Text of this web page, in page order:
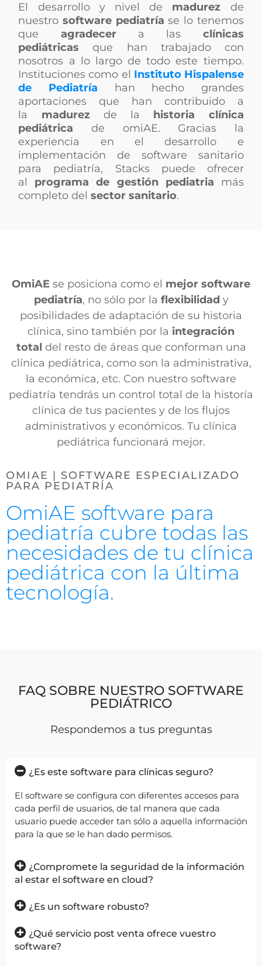
El desarrollo y nivel de madurez de
nuestrosoftware pediatría se lo tenemos
que agradecera las clínicas
pediátricas que han trabajado con
nosotros a lo largo de todo este tiempo.
Instituciones como el Instituto Hispalense
de Pediatría han hecho grandes
aportaciones que han contribuido a
la madurezde la historia clínica
pediátrica de omiAE. Gracias la
experiencia en el desarrollo e
implementación de software sanitario
para pediatría, Stacks puede ofrecer
al programa de gestión pediatria más
completo delsector sanitario.
OmiAE se posiciona como el mejor software
pediatría, no sólo por la flexibilidad y
posibilidades de adaptación de su historia
clínica, sino también por la integración
total del resto de áreas que conforman una
clínica pediátrica, como son la administrativa,
la económica, etc. Con nuestro software
pediatría tendrás un control total de la historía
clínica de tus pacientes y de los flujos
administrativos y económicos. Tu clínica
pediátrica funcionará mejor.
OMIAE | SOFTWARE ESPECIALIZADO
PARA PEDIATRÍA
OmiAE software para
pediatría cubre todas las
necesidades de tu clínica
pediátrica con la última
tecnología.
FAQ SOBRE NUESTRO SOFTWARE
PEDIÁTRICO
Respondemos a tus preguntas
¿Es este software para clínicas seguro?
El software se configura con diferentes accesos para
cada perfil de usuarios, de tal manera que cada
usuario puede acceder tan sólo a aquella información
para la que se le han dado permisos.
¿Compromete la seguridad de la información
al estar el software en cloud?
¿Es un software robusto?
¿Qué servicio post venta ofrece vuestro
software?